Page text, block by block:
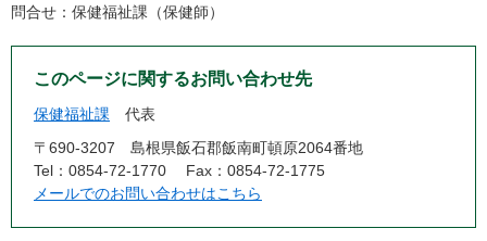
問合せ：保健福祉課（保健師）
このページに関するお問い合わせ先
保健福祉課
代表
〒690-3207
島根県飯石郡飯南町頓原2064番地
Tel：0854-72-1770
Fax：0854-72-1775
メールでのお問い合わせはこちら